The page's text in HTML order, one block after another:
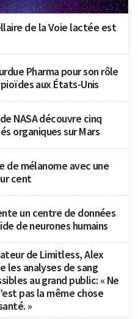
de la Voie lactée est
Pharma pour son rôle
aux États-Unis
NASA découvre cinq
organiques sur Mars
de mélanome avec une
cent
un centre de données
de neurones humains
de Limitless, Alex
les analyses de sang
au grand public: « Ne
pas la même chose
»